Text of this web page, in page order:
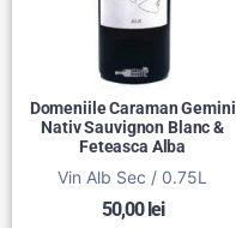
Domeniile Caraman Gemini
Nativ Sauvignon Blanc &
Feteasca Alba
Vin Alb Sec / 0.75L
50,00lei